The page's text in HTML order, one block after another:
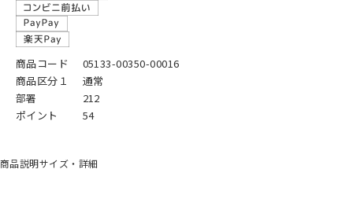
商品コード
05133-00350-00016
商品区分１
通常
部署
212
ポイント
54
商品説明サイズ・詳細